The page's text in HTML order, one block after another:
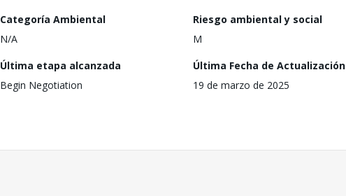
Categoría Ambiental
N/A
Riesgo ambiental y social
M
Última etapa alcanzada
Begin Negotiation
Última Fecha de Actualización
19 de marzo de 2025